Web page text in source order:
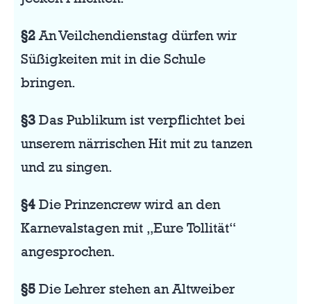
§2An Veilchendienstag dürfen wir
Süßigkeiten mit in die Schule
bringen.
§3 Das Publikum ist verpflichtet bei
unserem närrischen Hit mit zu tanzen
und zu singen.
§4 Die Prinzencrew wird an den
Karnevalstagen mit „Eure Tollität“
angesprochen.
§5 Die Lehrer stehen an Altweiber